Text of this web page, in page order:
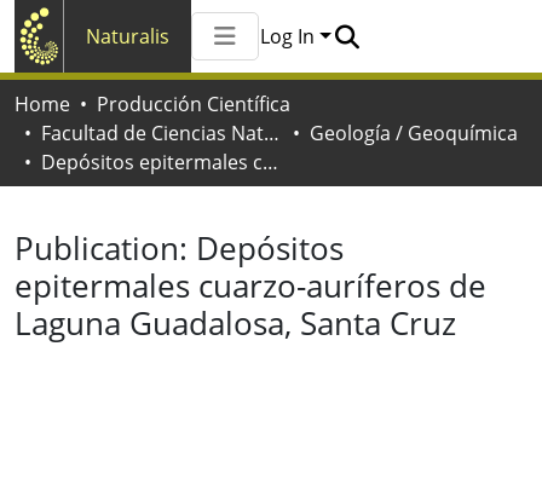
Naturalis
All of Naturalis
Log In
Home
Producción Científica
Facultad de Ciencias Naturales y Museo
Geología / Geoquímica
Depósitos epitermales cuarzo-auríferos de Laguna Guadalosa, Santa Cruz
Publication: Depósitos
epitermales cuarzo-auríferos de
Laguna Guadalosa, Santa Cruz